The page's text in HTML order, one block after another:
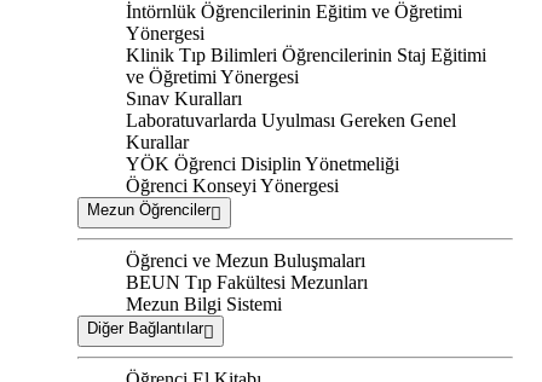
İntörnlük Öğrencilerinin Eğitim ve Öğretimi
Yönergesi
Klinik Tıp Bilimleri Öğrencilerinin Staj Eğitimi
ve Öğretimi Yönergesi
Sınav Kuralları
Laboratuvarlarda Uyulması Gereken Genel
Kurallar
YÖK Öğrenci Disiplin Yönetmeliği
Öğrenci Konseyi Yönergesi
Mezun Öğrenciler
Öğrenci ve Mezun Buluşmaları
BEUN Tıp Fakültesi Mezunları
Mezun Bilgi Sistemi
Diğer Bağlantılar